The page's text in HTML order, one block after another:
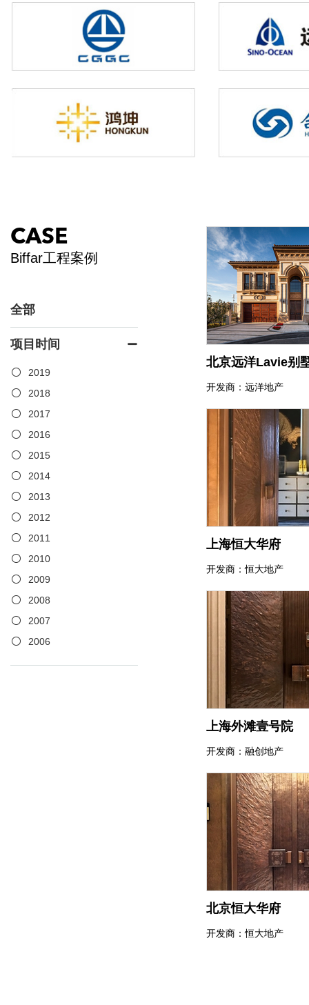
CASE
Biffar工程案例
全部
项目时间
2019
2018
2017
2016
2015
2014
2013
2012
2011
2010
2009
2008
2007
2006
北京远洋Lavie别
开发商：远洋地产
上海恒大华府
开发商：恒大地产
上海外滩壹号院
开发商：融创地产
北京恒大华府
开发商：恒大地产